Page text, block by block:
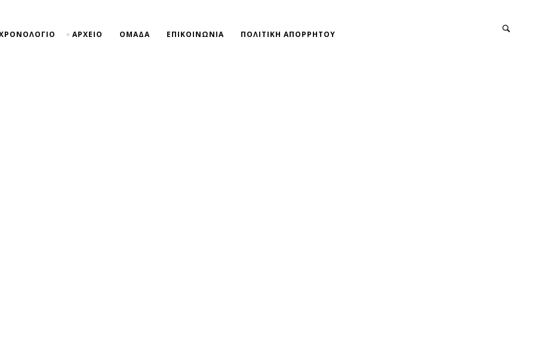
ΑΡΧΕΙΟ ΟΜΑΔΑ ΕΠΙΚΟΙΝΩΝΙΑ ΠΟΛΙΤΙΚΗ ΑΠΟΡΡΗΤΟΥ